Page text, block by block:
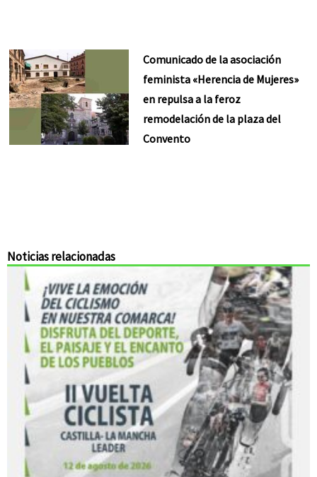
Comunicado de la asociación
feminista «Herencia de Mujeres»
en repulsa a la feroz
remodelación de la plaza del
Convento
Noticias relacionadas